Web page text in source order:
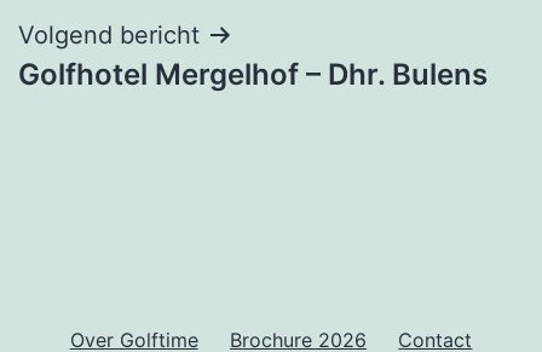
Volgend bericht
Golfhotel Mergelhof – Dhr. Bulens
Over Golftime Brochure 2026 Contact